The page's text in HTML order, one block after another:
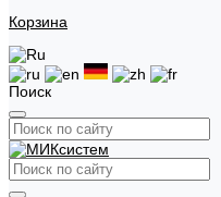
Корзина
Поиск